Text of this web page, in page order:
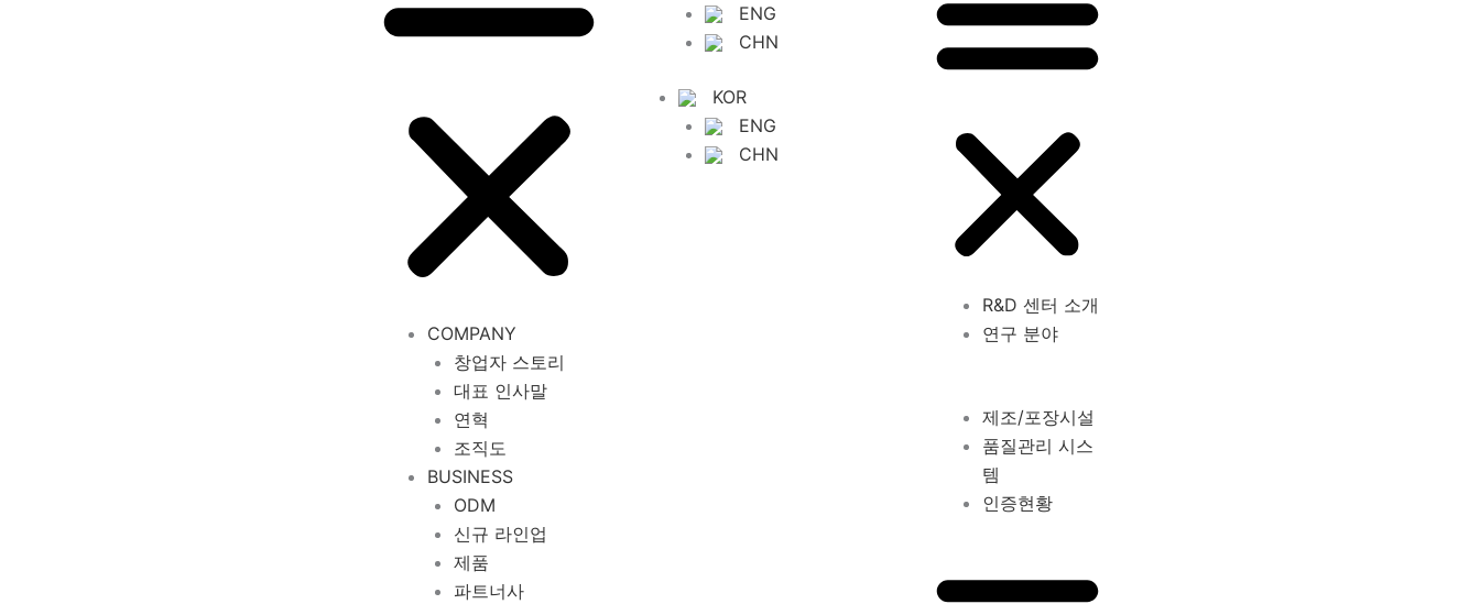
COMPANY
창업자 스토리
대표 인사말
연혁
조직도
BUSINESS
ODM
신규 라인업
제품
파트너사
ENG
CHN
KOR
ENG
CHN
R&D 센터 소개
연구 분야
제조/포장시설
품질관리 시스
템
인증현황